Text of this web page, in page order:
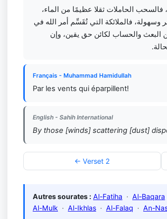
فالسحب الحاملات ثقلا عظيمًا من الماء،
فالملائكة التي تُقَسِّم أمر الله في
البعث والحساب لكائن حق يقين، وإن
Français - Muhammad Hamidullah
Par les vents qui éparpillent!
English - Sahih International
By those [winds] scattering [dust]
← Verset 2
Autres sourates : Al-Fatiha · Al-Baqara
Al-Mulk · Al-Ikhlas · Al-Falaq · An-